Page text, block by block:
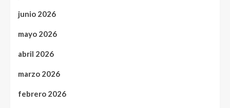
junio 2026
mayo 2026
abril 2026
marzo 2026
febrero 2026